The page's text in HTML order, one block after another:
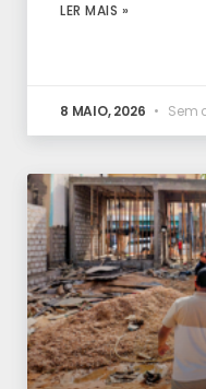
LER MAIS »
8 MAIO, 2026 Sem